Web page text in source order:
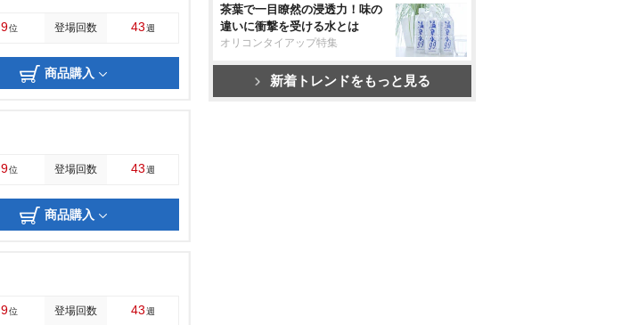
9位 登場回数 43週
商品購入
9位 登場回数 43週
商品購入
9位 登場回数 43週
茶葉で一目瞭然の浸透力！味の
違いに衝撃を受ける水とは
オリコンタイアップ特集
新着トレンドをもっと見る